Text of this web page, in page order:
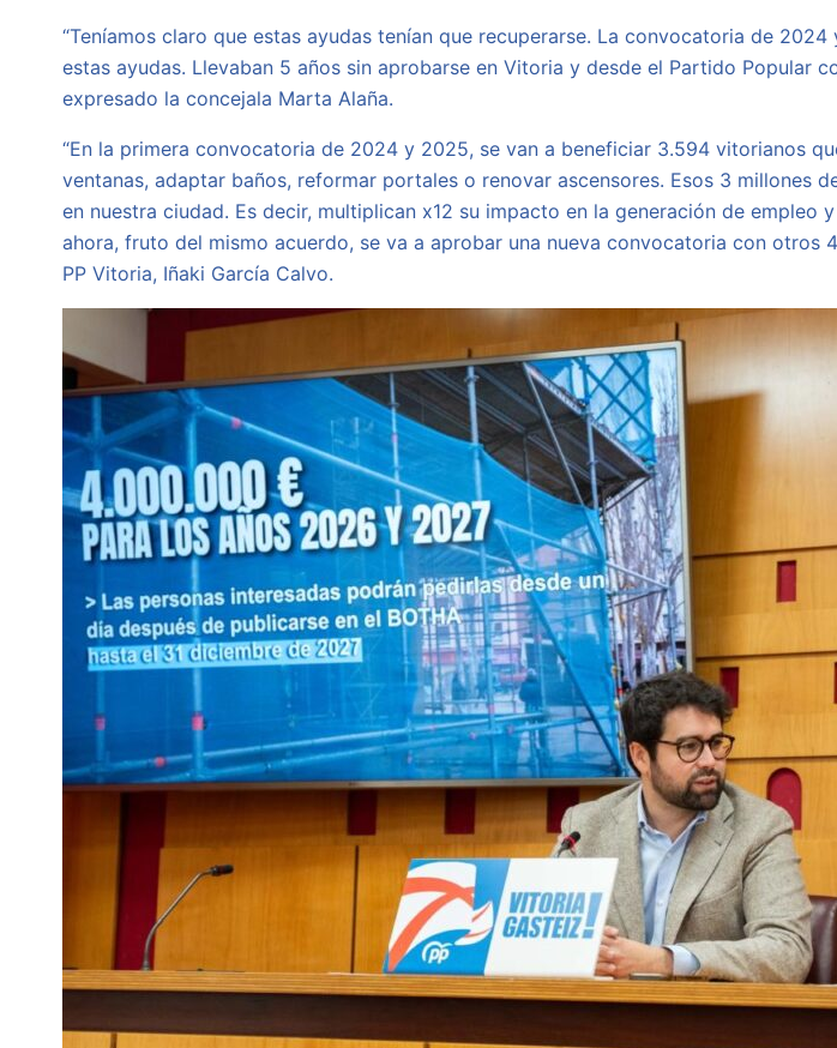
“Teníamos claro que estas ayudas tenían que recuperarse. La convocatoria de
estas ayudas. Llevaban 5 años sin aprobarse en Vitoria y desde el Partido Popular
expresado la concejala Marta Alaña.
“En la primera convocatoria de 2024 y 2025, se van a beneficiar 3.594 vitorianos
ventanas, adaptar baños, reformar portales o renovar ascensores. Esos 3 millones
en nuestra ciudad. Es decir, multiplican x12 su impacto en la generación de
ahora, fruto del mismo acuerdo, se va a aprobar una nueva convocatoria con
PP Vitoria, Iñaki García Calvo.